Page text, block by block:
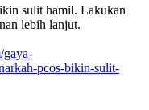
sulit hamil. Lakukan
lebih lanjut.
gaya-
pcos-bikin-sulit-